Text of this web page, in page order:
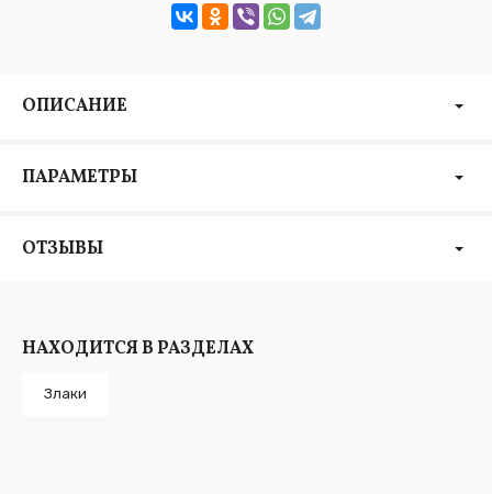
ОПИСАНИЕ
ПАРАМЕТРЫ
ОТЗЫВЫ
НАХОДИТСЯ В РАЗДЕЛАХ
Злаки